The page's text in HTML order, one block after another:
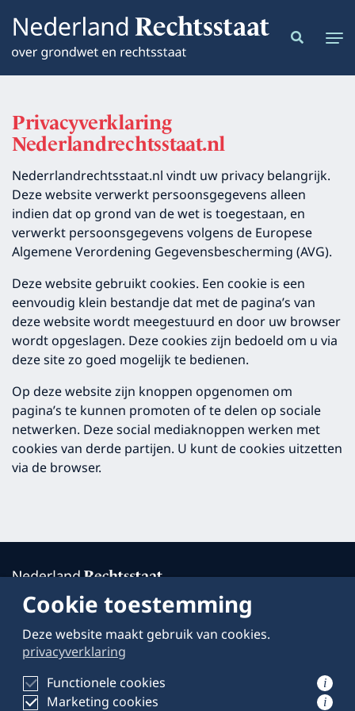
Privacyverklaring
Nederlandrechtsstaat.nl
Nederrlandrechtsstaat.nl vindt uw privacy belangrijk.
Deze website verwerkt persoonsgegevens alleen
indien dat op grond van de wet is toegestaan, en
verwerkt persoonsgegevens volgens de Europese
Algemene Verordening Gegevensbescherming (AVG).
Deze website gebruikt cookies. Een cookie is een
eenvoudig klein bestandje dat met de pagina’s van
deze website wordt meegestuurd en door uw browser
wordt opgeslagen. Deze cookies zijn bedoeld om u via
deze site zo goed mogelijk te bedienen.
Op deze website zijn knoppen opgenomen om
pagina’s te kunnen promoten of te delen op sociale
netwerken. Deze social mediaknoppen werken met
cookies van derde partijen. U kunt de cookies uitzetten
via de browser.
Over deze website
Schrijven voor
Privacyverklaring
Cookie toestemming
Deze website maakt gebruik van cookies.
privacyverklaring
Functionele cookies
i
Marketing cookies i